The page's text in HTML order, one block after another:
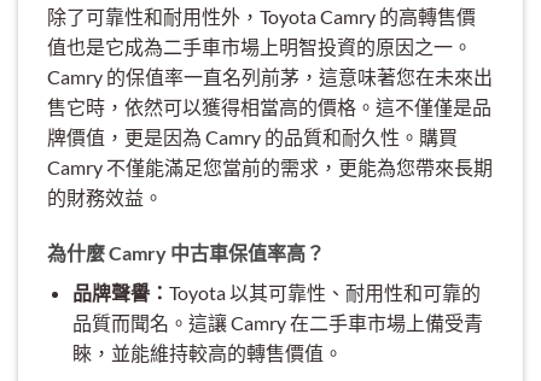
除了可靠性和耐用性外，Toyota Camry 的高轉售價
值也是它成為二手車市場上明智投資的原因之一。
Camry 的保值率一直名列前茅，這意味著您在未來出
售它時，依然可以獲得相當高的價格。這不僅僅是品
牌價值，更是因為 Camry 的品質和耐久性。購買
Camry 不僅能滿足您當前的需求，更能為您帶來長期
的財務效益。
為什麼 Camry 中古車保值率高？
品牌聲譽： Toyota 以其可靠性、耐用性和可靠的
品質而聞名。這讓 Camry 在二手車市場上備受青
睞，並能維持較高的轉售價值。